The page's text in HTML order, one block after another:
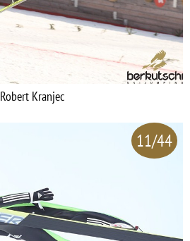
Robert Kranjec
11/44